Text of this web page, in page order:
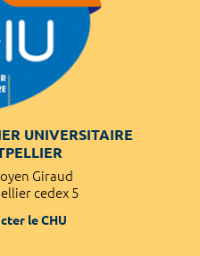
UNIVERSITAIRE
Giraud
cedex 5
le CHU